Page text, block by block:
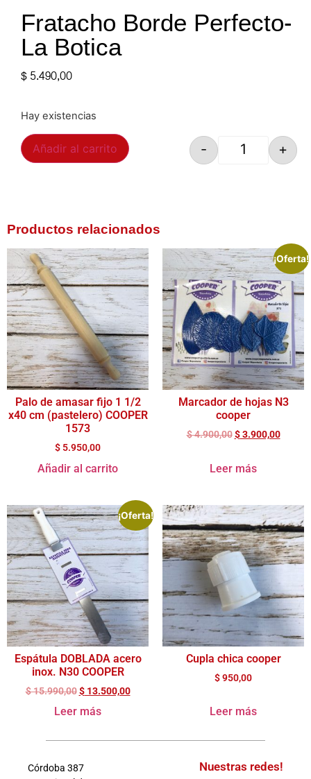
Fratacho Borde Perfecto-
La Botica
$5.490,00
Hay existencias
- +
Añadir al carrito
Productos relacionados
Palo de amasar fijo 1 1/2
x40 cm (pastelero) COOPER
1573
$ 5.950,00
Añadir al carrito
¡Oferta!
Marcador de hojas N3
cooper
$4.900,00 $3.900,00
Leer más
¡Oferta!
Espátula DOBLADA acero
inox. N30 COOPER
$15.990,00 $13.500,00
Leer más
Cupla chica cooper
$950,00
Leer más
Córdoba 387
Nuestras redes!